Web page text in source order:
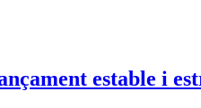
estable i